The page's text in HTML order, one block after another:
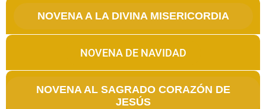
NOVENA A LA DIVINA MISERICORDIA
NOVENA DE NAVIDAD
NOVENA AL SAGRADO CORAZÓN DE
JESÚS